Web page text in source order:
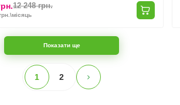
12 248 грн.
Показати ще
1 2